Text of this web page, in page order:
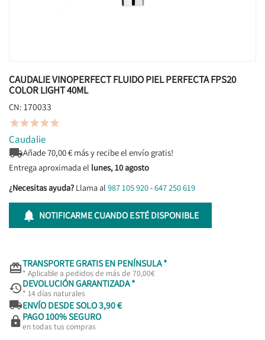
CAUDALIE VINOPERFECT FLUIDO PIEL PERFECTA FPS20
COLOR LIGHT 40ML
CN: 170033

Caudalie
Añade70,00€ más y recibe el envío gratis!
Entrega aproximada el lunes, 10 agosto
¿Necesitas ayuda? Llama al 987 105 920-647 250 619
 NOTIFICARME CUANDO ESTÉ DISPONIBLE
TRANSPORTE GRATIS EN PENÍNSULA *
* Aplicable a pedidos de más de 70,00€
DEVOLUCIÓN GARANTIZADA *
* 14 días naturales
ENVÍO DESDE SOLO 3,90 €
 PAGO 100% SEGURO
en todas tus compras